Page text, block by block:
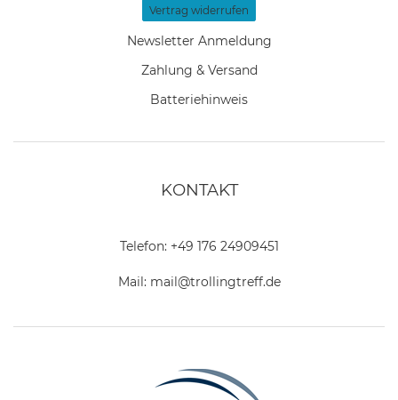
Vertrag widerrufen
Newsletter Anmeldung
Zahlung & Versand
Batteriehinweis
KONTAKT
Telefon: +49 176 24909451
Mail: mail@trollingtreff.de